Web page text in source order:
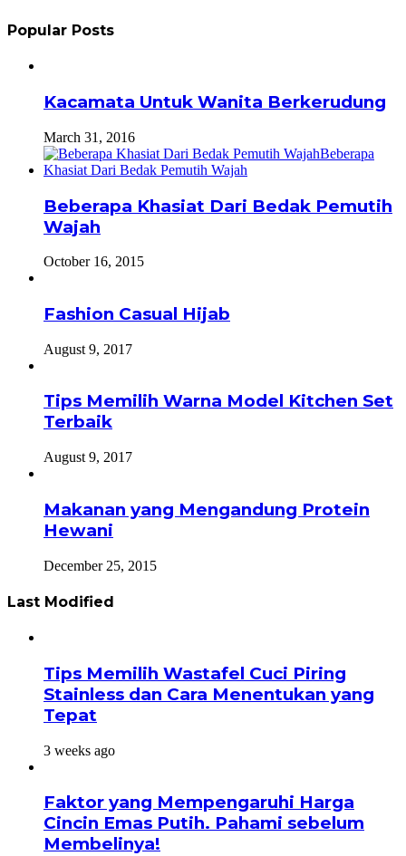
Popular Posts
Kacamata Untuk Wanita Berkerudung
March 31, 2016
Beberapa Khasiat Dari Bedak Pemutih
Wajah
October 16, 2015
Fashion Casual Hijab
August 9, 2017
Tips Memilih Warna Model Kitchen Set
Terbaik
August 9, 2017
Makanan yang Mengandung Protein
Hewani
December 25, 2015
Last Modified
Tips Memilih Wastafel Cuci Piring
Stainless dan Cara Menentukan yang
Tepat
3 weeks ago
Faktor yang Mempengaruhi Harga
Cincin Emas Putih. Pahami sebelum
Membelinya!